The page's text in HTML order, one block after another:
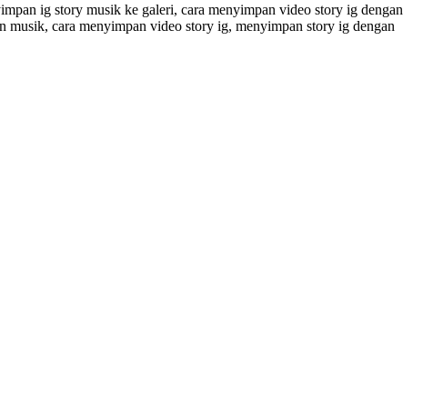
ig story musik ke galeri, cara menyimpan video story ig dengan
cara menyimpan video story ig, menyimpan story ig dengan